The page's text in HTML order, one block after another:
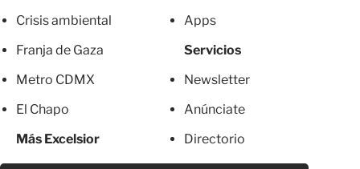
Crisis ambiental
Franja de Gaza
Metro CDMX
El Chapo
Más Excelsior
Apps
Servicios
Newsletter
Anúnciate
Directorio